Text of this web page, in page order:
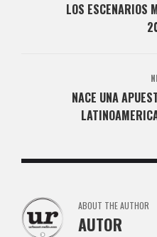
LOS ESCENARIOS
NACE UNA
ABOUT THE AUTHOR
AUTOR